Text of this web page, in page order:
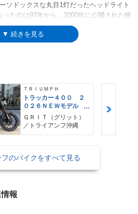
ソドックスな丸目1灯だったヘッドライト
たのは97年から。2000年に公開された映
ル2」が、その強烈なスタイルと運動性能
年のモデルチェンジでは、前述の通り
、テールランプはLED式となった。2011年
ピードトリプルのアイコンでもあった丸目
5角形の2眼ライトを採用。2014年モデルか
ダーカウルを装備した。2012年には、上
ルRが設定され（別項）、2016年のモデル
ドトリプルSと同・Rとしてラインナップ
▼ 続きを見る
ＴＲＩＵＭＰＨ
トラッカー４００ ２
０２６ＮＥＷモデル
フラットトラック ト
ルクアシストクラッ
チ トラクションコン
ＧＲＩＴ（グリット）
／トライアンフ沖縄
フのバイクをすべて見る
報